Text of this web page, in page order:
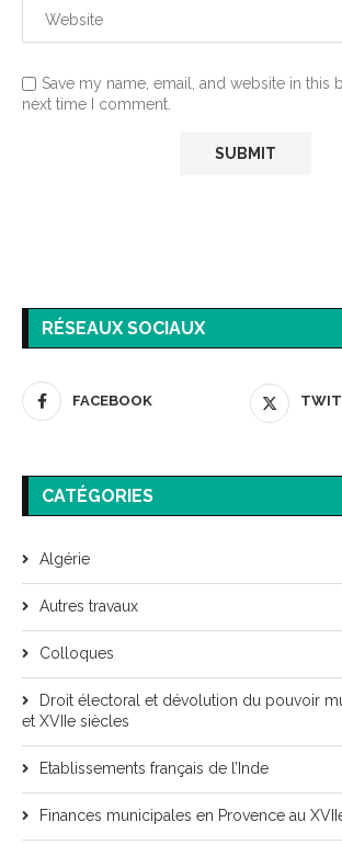
Save my name, email, and website in this
next time I comment.
RÉSEAUX SOCIAUX
FACEBOOK
CATÉGORIES
Algérie
Autres travaux
Colloques
Droit électoral et dévolution du pouvoir
et XVIIe siècles
Etablissements français de l’Inde
Finances municipales en Provence au